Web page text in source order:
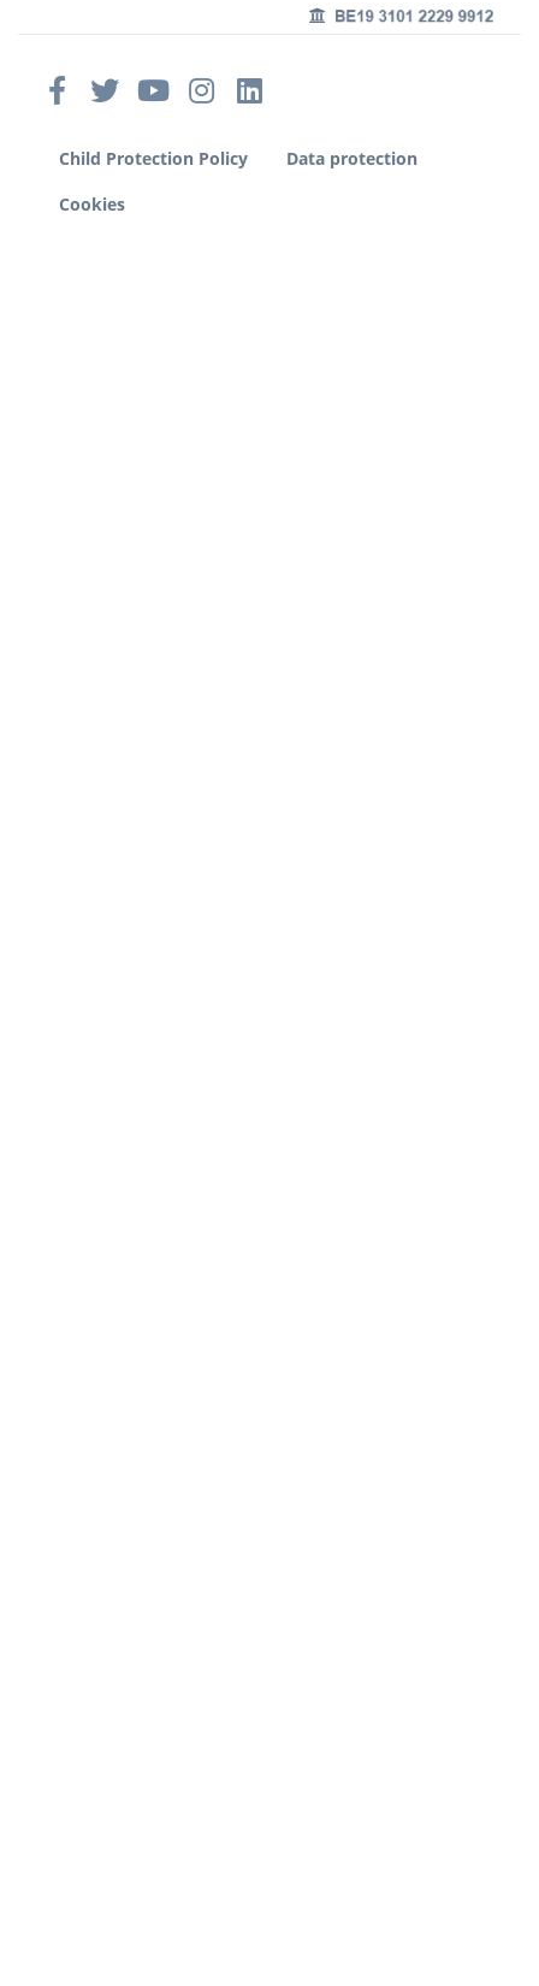
Child Protection Policy
Data protection
Cookies